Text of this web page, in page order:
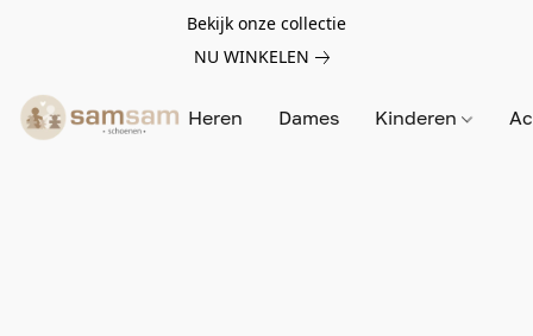
Bekijk onze collectie
NU WINKELEN
Heren Dames Kinderen